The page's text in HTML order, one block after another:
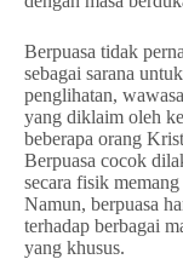
Berpuasa tidak
sebagai sarana
penglihatan,
yang diklaim oleh
beberapa orang
Berpuasa cocok
secara fisik
Namun, berpuasa
terhadap berbagai
yang khusus.